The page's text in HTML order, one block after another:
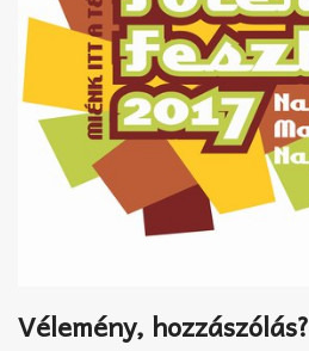
Vélemény, hozzászólás?